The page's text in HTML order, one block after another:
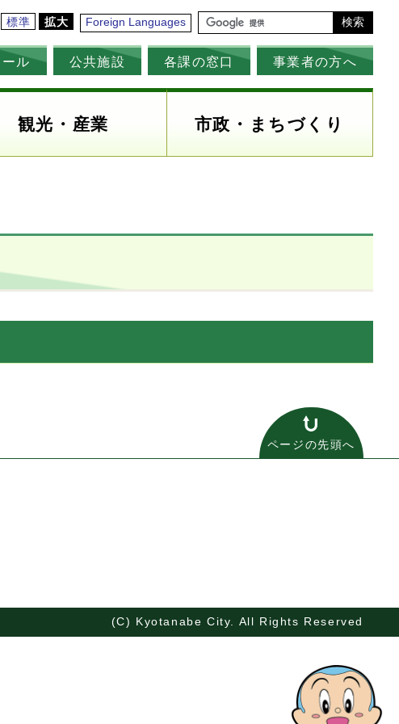
標準 拡大 Foreign Languages 検索
ル 公共施設 各課の窓口 事業者の方へ
観光・産業 市政・まちづくり
ページの先頭へ
(C) Kyotanabe City. All Rights Reserved